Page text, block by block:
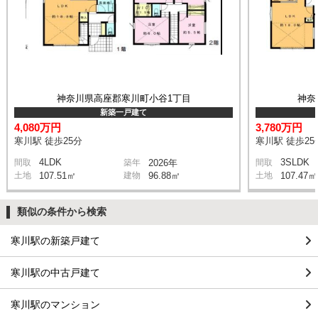
神奈川県高座郡寒川町小谷1丁目
新築一戸建て
4,080万円
寒川駅 徒歩25分
間取 4LDK 築年 2026年
土地 107.51㎡ 建物 96.88㎡
神奈
3,780万円
寒川駅 徒歩25
間取 3SLDK
土地 107.47㎡
類似の条件から検索
寒川駅の新築戸建て
寒川駅の中古戸建て
寒川駅のマンション